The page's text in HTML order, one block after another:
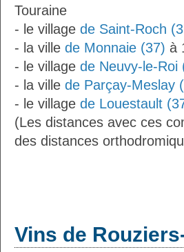
Touraine
- le village de Saint-Roch
- la ville de Monnaie (37) à
- le village de Neuvy-le-Roi
- la ville de Parçay-Meslay
- le village de Louestault
(Les distances avec ces
des distances
Vins de